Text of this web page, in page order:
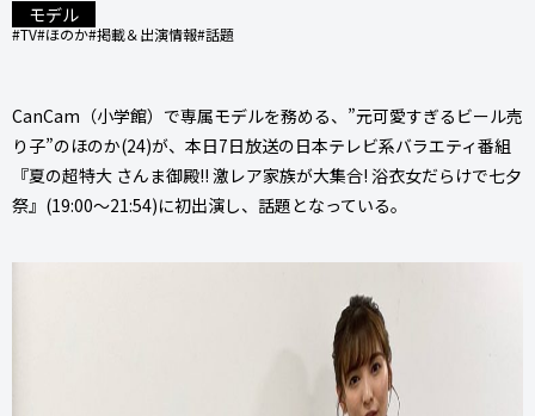
モデル
#TV#ほのか#掲載＆出演情報#話題
CanCam（小学館）で専属モデルを務める、”元可愛すぎるビール売
り子”のほのか(24)が、本日7日放送の日本テレビ系バラエティ番組
『夏の超特大 さんま御殿!! 激レア家族が大集合! 浴衣女だらけで七夕
祭』(19:00～21:54)に初出演し、話題となっている。